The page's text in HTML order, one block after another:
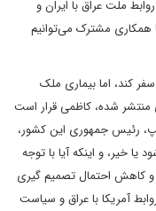
ملت عراق با ایران و
مشترک می‌توانیم
کند، اما بیماری ملک
منتشر شده، کاظمی قرار است
رئیس جمهوری این کشور،
یا خیر، و اینکه آیا با توجه
و کاهش احتمال تصمیم گیری
آمریکا با عراق و سیاست